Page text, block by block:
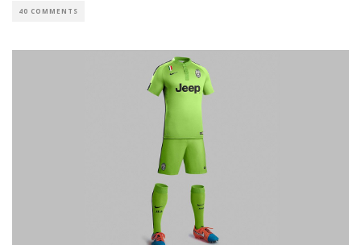
40 COMMENTS